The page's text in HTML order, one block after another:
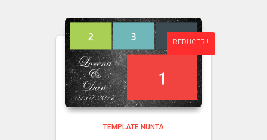
50,00 lei.
REDUCERI!
REDUCERI!
TEMPLATE NUNTA